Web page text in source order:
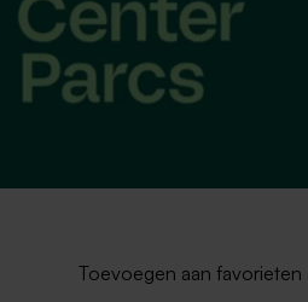
Toevoegen aan favorieten